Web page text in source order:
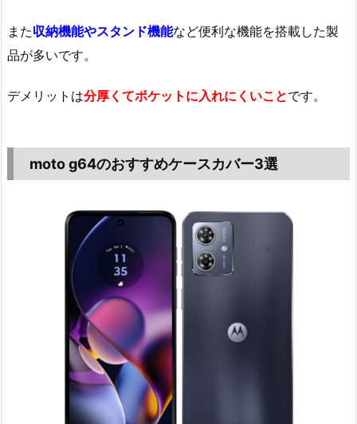
また収納機能やスタンド機能など便利な機能を搭載した製
品が多いです。
デメリットは分厚くてポケットに入れにくいことです。
moto g64のおすすめケースカバー3選